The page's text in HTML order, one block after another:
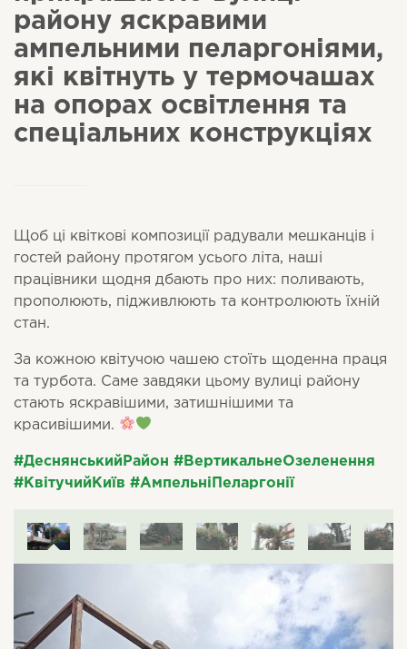
району яскравими
ампельними пеларгоніями,
які квітнуть у термочашах
на опорах освітлення та
спеціальних конструкціях
Щоб ці квіткові композиції радували мешканців і
гостей району протягом усього літа, наші
працівники щодня дбають про них: поливають,
прополюють, підживлюють та контролюють їхній
стан.
За кожною квітучою чашею стоїть щоденна праця
та турбота. Саме завдяки цьому вулиці району
стають яскравішими, затишнішими та
красивішими.
#ДеснянськийРайон #ВертикальнеОзеленення
#КвітучийКиїв #АмпельніПеларгонії